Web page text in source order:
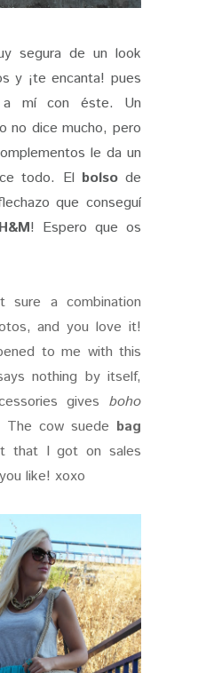
segura de un look
y ¡te encanta! pues
mí con éste. Un
no dice mucho, pero
le da un
todo. El bolso de
que conseguí
H&M! Espero que os
sure a combination
and you love it!
to me with this
nothing by itself,
gives boho
cow suede bag
that I got on sales
like! xoxo